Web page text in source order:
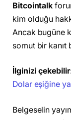
Bitcointalk
kim olduğu
Ancak bugüne
somut bir kanıt
İlginizi çekebilir
Dolar eşiğine
Belgeselin